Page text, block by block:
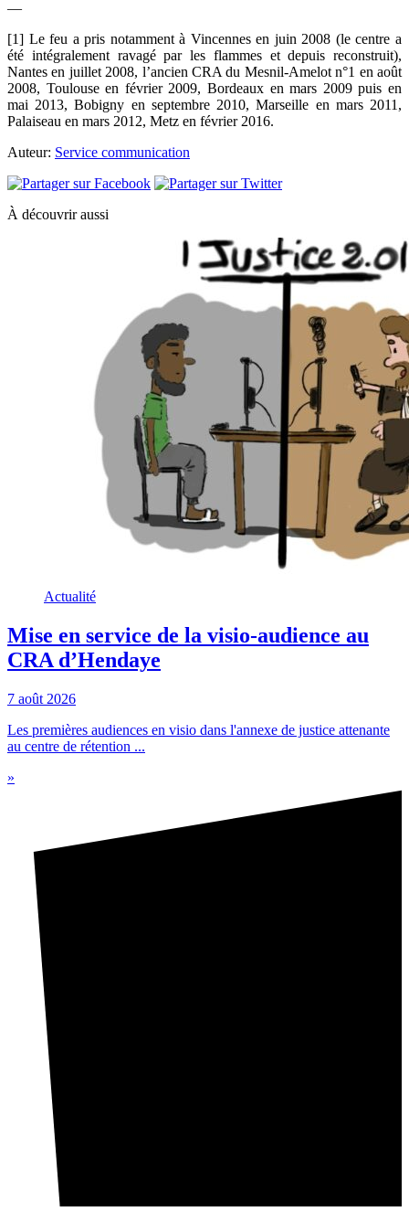
—
[1] Le feu a pris notamment à Vincennes en juin 2008 (le centre a
été intégralement ravagé par les flammes et depuis reconstruit),
Nantes en juillet 2008, l’ancien CRA du Mesnil-Amelot n°1 en août
2008, Toulouse en février 2009, Bordeaux en mars 2009 puis en
mai 2013, Bobigny en septembre 2010, Marseille en mars 2011,
Palaiseau en mars 2012, Metz en février 2016.
Auteur: Service communication
À découvrir aussi
Actualité
Mise en service de la visio-audience au
CRA d’Hendaye
7 août 2026
Les premières audiences en visio dans l'annexe de justice attenante
au centre de rétention ...
»